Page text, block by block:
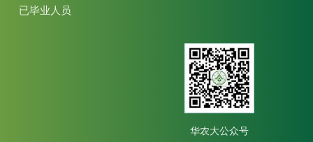
已毕业人员
华农大公众号